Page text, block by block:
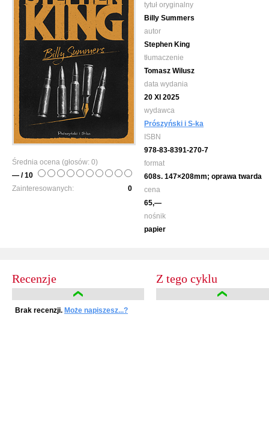
Średnia ocena (głosów: 0)
— / 10
0
Zainteresowanych:
tytuł oryginalny
Billy Summers
autor
Stephen King
tłumaczenie
Tomasz Wilusz
data wydania
20 XI 2025
wydawca
Prószyński i S-ka
ISBN
978-83-8391-270-7
format
608s. 147×208mm; oprawa twarda
cena
65,—
nośnik
papier
Recenzje
Brak recenzji. Może napiszesz...?
Z tego cyklu